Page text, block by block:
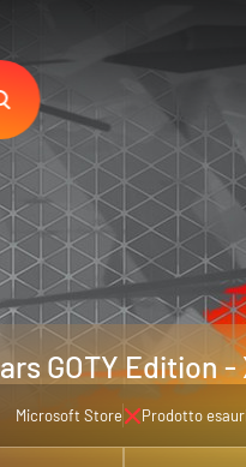
GOTY Edition -
Microsoft Store Prodotto